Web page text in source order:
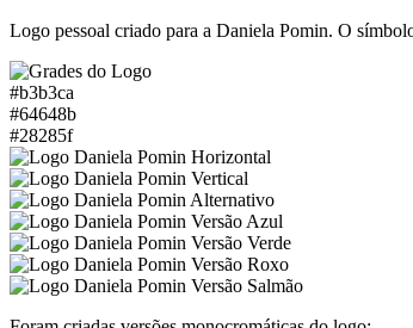
Logo pessoal criado para a Daniela Pomin. O
#b3b3ca
#64648b
#28285f